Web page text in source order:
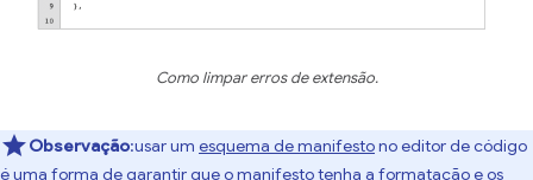
Como limpar erros de extensão.
Observação:usar um esquema de manifestono editor de código
é uma forma de garantir que o manifesto tenha a formatação e os